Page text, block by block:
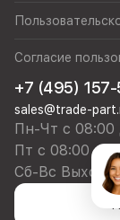
Согласие
+7 (495) 157-
sales@trade-
Пн-Чт с 08:00
Пт с 08:00 до
Сб-Вс